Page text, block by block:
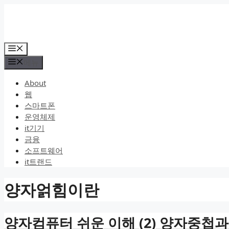
로
건
너
뉴
About
웹
스마트폰
운영체제
it기기
금융
소프트웨어
it트랜드
양자얽힘이란
양자컴퓨터 쉬운 이해 (2) 양자중첩